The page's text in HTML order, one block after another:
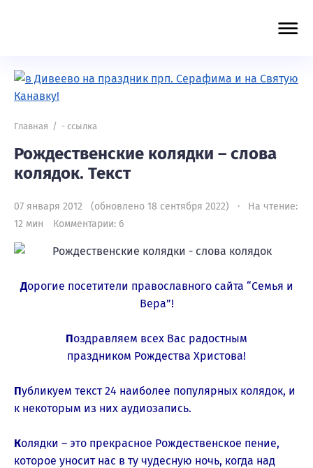
Главная / - cсылка
Рождественские колядки – слова
колядок. Текст
07 января 2012 (обновлено 18 сентября 2022) · На чтение:
12 мин
Комментарии: 6
Дорогие посетители православного сайта “Семья и
Вера”!
Поздравляем всех Вас радостным
праздником Рождества Христова!
Публикуем текст 24 наиболее популярных колядок, и
к некоторым из них аудиозапись.
Колядки – это прекрасное Рождественское пение,
которое уносит нас в ту чудесную ночь, когда над